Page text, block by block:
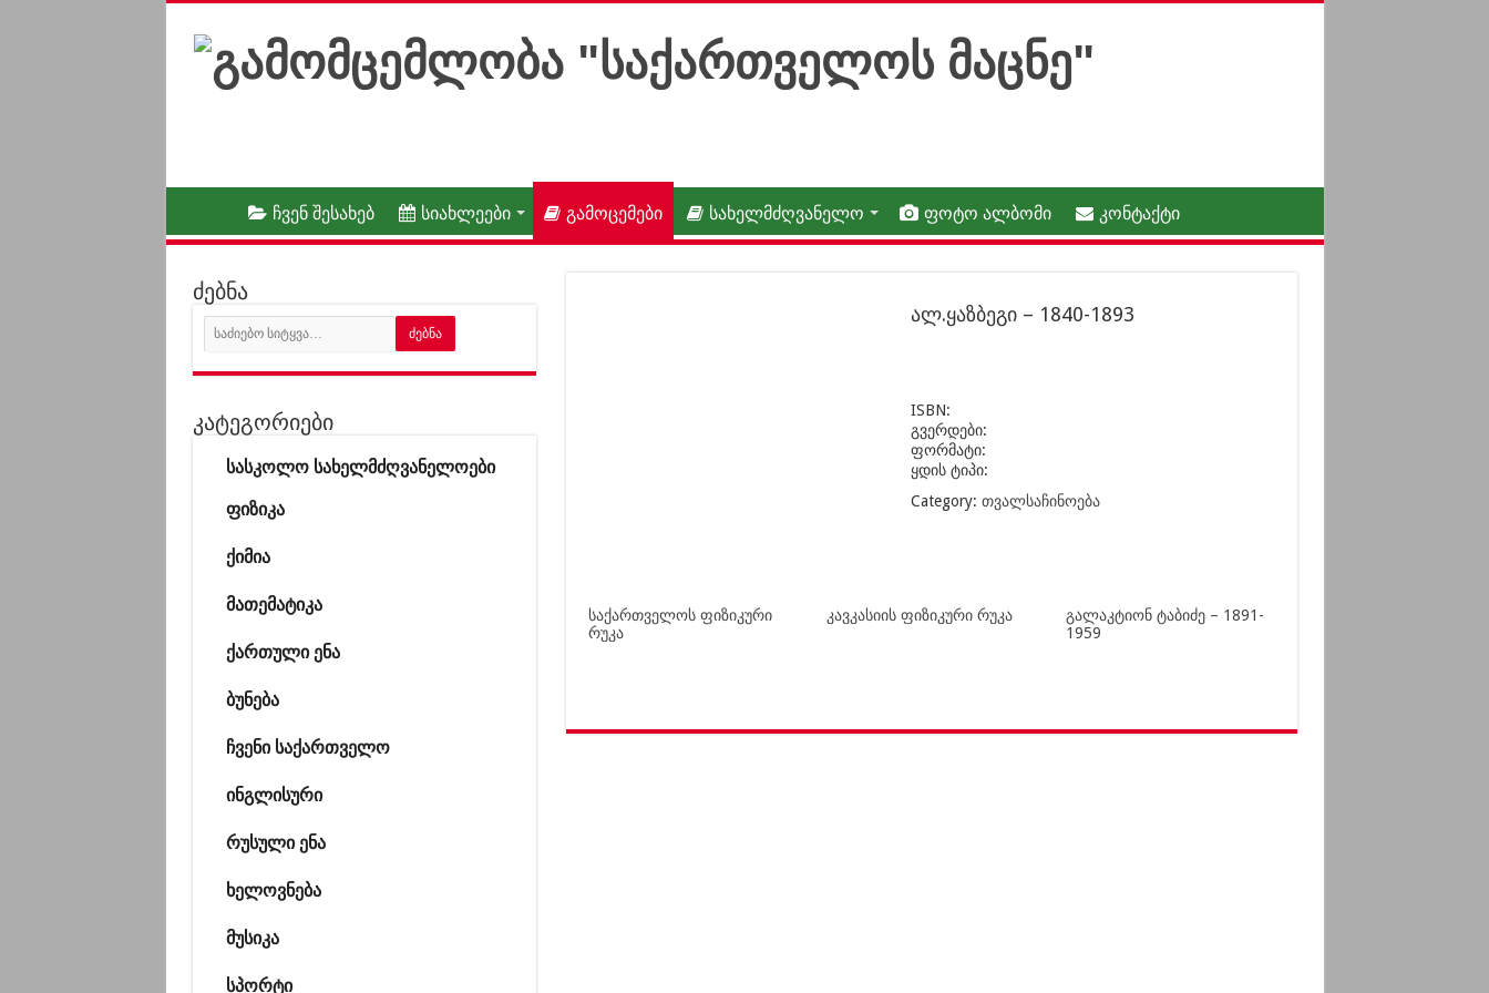
ჩვენ შესახებ სიახლეები გამოცემები სახელმძღვანელო ფოტო ალბომი კონტაქტი
ალ.ყაზბეგი – 1840-1893
ISBN:
გვერდები:
ფორმატი:
ყდის ტიპი:
Category:თვალსაჩინოება
საქართველოს ფიზიკური
რუკა
კავკასიის ფიზიკური რუკა
გალაკტიონ ტაბიძე – 1891-
1959
ძებნა
კატეგორიები
სასკოლო სახელმძღვანელოები
ფიზიკა
ქიმია
მათემატიკა
ქართული ენა
ბუნება
ჩვენი საქართველო
ინგლისური
რუსული ენა
ხელოვნება
მუსიკა
სპორტი